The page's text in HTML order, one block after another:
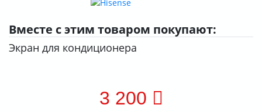
Вместе с этим товаром покупают:
Экран для кондиционера
3 200